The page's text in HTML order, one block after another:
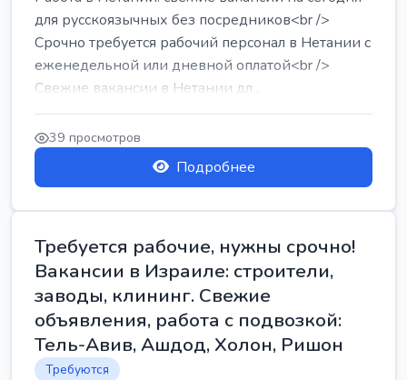
для русскоязычных без посредников<br />
Срочно требуется рабочий персонал в Нетании с
еженедельной или дневной оплатой<br />
Свежие вакансии в Нетании дл...
39 просмотров
Подробнее
Требуется рабочие, нужны срочно!
Вакансии в Израиле: строители,
заводы, клининг. Свежие
объявления, работа с подвозкой:
Тель-Авив, Ашдод, Холон, Ришон
Требуются